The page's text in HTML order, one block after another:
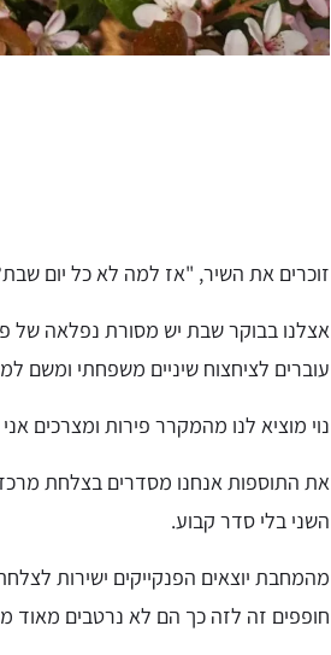
זוכרים את השיר, "אז למה לא כל יום
אצלנו בבוקר שבת יש מסורת נפלאה של
עוברים לציחצוח שיניים משפחתי ומשם
נוי מוציא לנו מהמקרר פירות ומצרכים
את התוספות אנחנו מסדרים בצלחת
השני בלי סדר קבוע.
מהמחבת יוצאים הפנקייקים ישירות
חופפים זה לזה כך הם לא נרטבים מאוד